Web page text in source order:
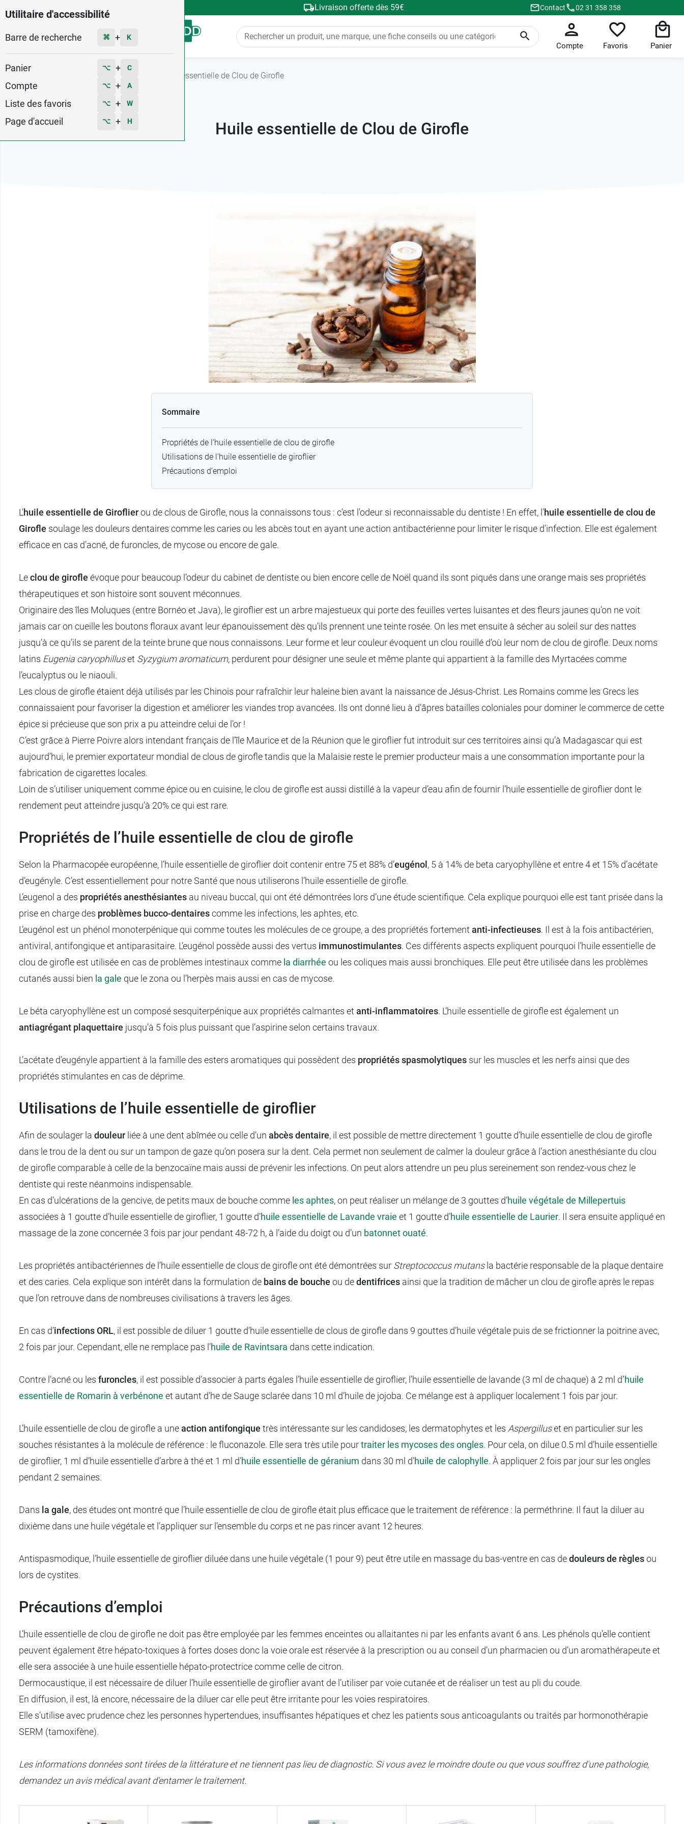
Utilitaire d'accessibilité
Barre de recherche ⌘ + K
Panier ⌥ + C
Compte ⌥ + A
Liste des favoris ⌥ + W
Page d'accueil ⌥ + H
Livraison offerte dès 59€ Contact 02 31 358 358
Menu
Compte Favoris Panier
Huile essentielle de Clou de Girofle
Huile essentielle de Clou de Girofle
Sommaire
Propriétés de l’huile essentielle de clou de girofle
Utilisations de l’huile essentielle de giroflier
Précautions d’emploi
L'huile essentielle de Giroflierou de clous de Girofle, nous la connaissons tous : c'est l'odeur si reconnaissable du dentiste ! En effet, l'huile essentielle de clou de
Girofle soulage les douleurs dentaires comme les caries ou les abcès tout en ayant une action antibactérienne pour limiter le risque d'infection. Elle est également
efficace en cas d'acné, de furoncles, de mycose ou encore de gale.
Leclou de girofle évoque pour beaucoup l’odeur du cabinet de dentiste ou bien encore celle de Noël quand ils sont piqués dans une orange mais ses propriétés
thérapeutiques et son histoire sont souvent méconnues.
Originaire des îles Moluques (entre Bornéo et Java), le giroflier est un arbre majestueux qui porte des feuilles vertes luisantes et des fleurs jaunes qu’on ne voit
jamais car on cueille les boutons floraux avant leur épanouissement dès qu’ils prennent une teinte rosée. On les met ensuite à sécher au soleil sur des nattes
jusqu’à ce qu’ils se parent de la teinte brune que nous connaissons. Leur forme et leur couleur évoquent un clou rouillé d’où leur nom de clou de girofle. Deux noms
latins Eugenia caryophilluset Syzygium aromaticum, perdurent pour désigner une seule et même plante qui appartient à la famille des Myrtacées comme
l’eucalyptus ou le niaouli.
Les clous de girofle étaient déjà utilisés par les Chinois pour rafraîchir leur haleine bien avant la naissance de Jésus-Christ. Les Romains comme les Grecs les
connaissaient pour favoriser la digestion et améliorer les viandes trop avancées. Ils ont donné lieu à d’âpres batailles coloniales pour dominer le commerce de cette
épice si précieuse que son prix a pu atteindre celui de l’or !
C’est grâce à Pierre Poivre alors intendant français de l’île Maurice et de la Réunion que le giroflier fut introduit sur ces territoires ainsi qu’à Madagascar qui est
aujourd’hui, le premier exportateur mondial de clous de girofle tandis que la Malaisie reste le premier producteur mais a une consommation importante pour la
fabrication de cigarettes locales.
Loin de s’utiliser uniquement comme épice ou en cuisine, le clou de girofle est aussi distillé à la vapeur d’eau afin de fournir l’huile essentielle de giroflier dont le
rendement peut atteindre jusqu’à 20% ce qui est rare.
Propriétés de l’huile essentielle de clou de girofle
Selon la Pharmacopée européenne, l’huile essentielle de giroflier doit contenir entre 75 et 88% d’eugénol , 5 à 14% de beta caryophyllène et entre 4 et 15% d’acétate
d’eugényle. C’est essentiellement pour notre Santé que nous utiliserons l’huile essentielle de girofle.
L’eugenol a des propriétés anesthésiantes au niveau buccal, qui ont été démontrées lors d’une étude scientifique. Cela explique pourquoi elle est tant prisée dans la
prise en charge des problèmes bucco-dentairescomme les infections, les aphtes, etc.
L’eugénol est un phénol monoterpénique qui comme toutes les molécules de ce groupe, a des propriétés fortement anti-infectieuses. Il est à la fois antibactérien,
antiviral, antifongique et antiparasitaire. L’eugénol possède aussi des vertus immunostimulantes. Ces différents aspects expliquent pourquoi l’huile essentielle de
clou de girofle est utilisée en cas de problèmes intestinaux comme la diarrhée ou les coliques mais aussi bronchiques. Elle peut être utilisée dans les problèmes
cutanés aussi bien la gale que le zona ou l’herpès mais aussi en cas de mycose.
Le béta caryophyllène est un composé sesquiterpénique aux propriétés calmantes et anti-inflammatoires. L’huile essentielle de girofle est également un
antiagrégant plaquettaire jusqu’à 5 fois plus puissant que l’aspirine selon certains travaux.
L’acétate d’eugényle appartient à la famille des esters aromatiques qui possèdent des propriétés spasmolytiques sur les muscles et les nerfs ainsi que des
propriétés stimulantes en cas de déprime.
Utilisations de l’huile essentielle de giroflier
Afin de soulager la douleur liée à une dent abîmée ou celle d’un abcès dentaire, il est possible de mettre directement 1 goutte d’huile essentielle de clou de girofle
dans le trou de la dent ou sur un tampon de gaze qu’on posera sur la dent. Cela permet non seulement de calmer la douleur grâce à l’action anesthésiante du clou
de girofle comparable à celle de la benzocaïne mais aussi de prévenir les infections. On peut alors attendre un peu plus sereinement son rendez-vous chez le
dentiste qui reste néanmoins indispensable.
En cas d’ulcérations de la gencive, de petits maux de bouche comme les aphtes, on peut réaliser un mélange de 3 gouttes d’huile végétale de Millepertuis
associées à 1 goutte d’huile essentielle de giroflier, 1 goutte d’huile essentielle de Lavande vraie et 1 goutte d’huile essentielle de Laurier. Il sera ensuite appliqué en
massage de la zone concernée 3 fois par jour pendant 48-72 h, à l’aide du doigt ou d’un batonnet ouaté.
Les propriétés antibactériennes de l’huile essentielle de clous de girofle ont été démontrées sur Streptococcus mutansla bactérie responsable de la plaque dentaire
et des caries. Cela explique son intérêt dans la formulation de bains de bouche ou dedentifrices ainsi que la tradition de mâcher un clou de girofle après le repas
que l’on retrouve dans de nombreuses civilisations à travers les âges.
En cas d’infections ORL, il est possible de diluer 1 goutte d’huile essentielle de clous de girofle dans 9 gouttes d’huile végétale puis de se frictionner la poitrine avec,
2 fois par jour. Cependant, elle ne remplace pas l’huile de Ravintsara dans cette indication.
Contre l’acné ou les furoncles, il est possible d’associer à parts égales l’huile essentielle de giroflier, l’huile essentielle de lavande (3 ml de chaque) à 2 ml d’huile
essentielle de Romarin à verbénone et autant d’he de Sauge sclarée dans 10 ml d’huile de jojoba. Ce mélange est à appliquer localement 1 fois par jour.
L’huile essentielle de clou de girofle a uneaction antifongique très intéressante sur les candidoses, les dermatophytes et les Aspergilluset en particulier sur les
souches résistantes à la molécule de référence : le fluconazole. Elle sera très utile pourtraiter les mycoses des ongles. Pour cela, on dilue 0.5 ml d’huile essentielle
de giroflier, 1 ml d’huile essentielle d’arbre à thé et 1 ml d’huile essentielle de géranium dans 30 ml d’huile de calophylle. À appliquer 2 fois par jour sur les ongles
pendant 2 semaines.
Dans la gale, des études ont montré que l’huile essentielle de clou de girofle était plus efficace que le traitement de référence : la perméthrine. Il faut la diluer au
dixième dans une huile végétale et l’appliquer sur l’ensemble du corps et ne pas rincer avant 12 heures.
Antispasmodique, l’huile essentielle de giroflier diluée dans une huile végétale (1 pour 9) peut être utile en massage du bas-ventre en cas dedouleurs de règlesou
lors de cystites.
Précautions d’emploi
L’huile essentielle de clou de girofle ne doit pas être employée par les femmes enceintes ou allaitantes ni par les enfants avant 6 ans. Les phénols qu’elle contient
peuvent également être hépato-toxiques à fortes doses donc la voie orale est réservée à la prescription ou au conseil d’un pharmacien ou d’un aromathérapeute et
elle sera associée à une huile essentielle hépato-protectrice comme celle de citron.
Dermocaustique, il est nécessaire de diluer l’huile essentielle de giroflier avant de l’utiliser par voie cutanée et de réaliser un test au pli du coude.
En diffusion, il est, là encore, nécessaire de la diluer car elle peut être irritante pour les voies respiratoires.
Elle s’utilise avec prudence chez les personnes hypertendues, insuffisantes hépatiques et chez les patients sous anticoagulants ou traités par hormonothérapie
SERM (tamoxifène).
Les informations données sont tirées de la littérature et ne tiennent pas lieu de diagnostic. Si vous avez le moindre doute ou que vous souffrez d'une pathologie,
demandez un avis médical avant d'entamer le traitement.